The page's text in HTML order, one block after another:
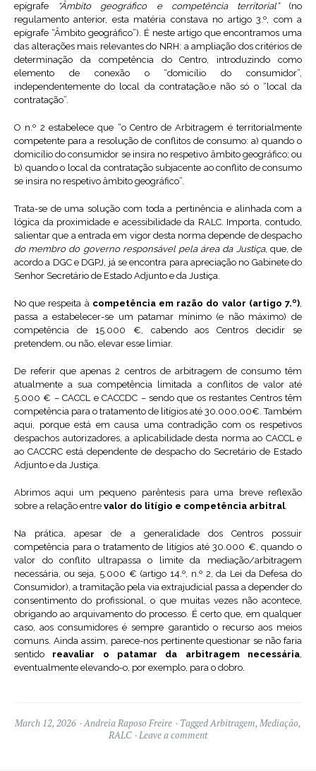
epígrafe
“Âmbito geográfico e competência territorial”(no
regulamento anterior, esta matéria constava no artigo 3.º, com a
epígrafe “Âmbito geográfico”). É neste artigo que encontramos uma
das alterações mais relevantes do NRH: a ampliação dos critérios de
determinação da competência do Centro, introduzindo como
elemento de conexão o “domicílio do consumidor”,
independentemente do local da contratação,e não só o “local da
contratação”.
O n.º 2 estabelece que “o Centro de Arbitragem é territorialmente
competente para a resolução de conflitos de consumo: a) quando o
domicílio do consumidor se insira no respetivo âmbito geográfico; ou
b) quando o local da contratação subjacente ao conflito de consumo
se insira no respetivo âmbito geográfico”.
Trata-se de uma solução com toda a pertinência e alinhada com a
lógica da proximidade e acessibilidade da RALC. Importa, contudo,
salientar que a entrada em vigor desta norma depende de despacho
do membro do governo responsável pela área da Justiça, que, de
acordo a DGC e DGPJ, já se encontra para apreciação no Gabinete do
Senhor Secretário de Estado Adjunto e da Justiça.
No que respeita à competência em razão do valor (artigo 7.º),
passa a estabelecer-se um patamar mínimo (e não máximo) de
competência de 15.000 €, cabendo aos Centros decidir se
pretendem, ou não, elevar esse limiar.
De referir que apenas 2 centros de arbitragem de consumo têm
atualmente a sua competência limitada a conflitos de valor até
5.000 € – CACCL e CACCDC – sendo que os restantes Centros têm
competência para o tratamento de litígios até 30.000,00€. Também
aqui, porque está em causa uma contradição com os respetivos
despachos autorizadores, a aplicabilidade desta norma ao CACCL e
ao CACCRC está dependente de despacho do Secretário de Estado
Adjunto e da Justiça.
Abrimos aqui um pequeno parêntesis para uma breve reflexão
sobre a relação entre valor do litígio e competência arbitral.
Na prática, apesar de a generalidade dos Centros possuir
competência para o tratamento de litígios até 30.000 €, quando o
valor do conflito ultrapassa o limite da mediação/arbitragem
necessária, ou seja, 5.000 € (artigo 14.º, n.º 2, da Lei da Defesa do
Consumidor), a tramitação pela via extrajudicial passa a depender do
consentimento do profissional, o que muitas vezes não acontece,
obrigando ao arquivamento do processo. É certo que, em qualquer
caso, aos consumidores é sempre garantido o recurso aos meios
comuns. Ainda assim, parece-nos pertinente questionar se não faria
sentido reavaliar o patamar da arbitragem necessária,
eventualmente elevando-o, por exemplo, para o dobro.
March 12, 2026 Andreia Raposo Freire TaggedArbitragem, Mediação,
RALC
Leave a comment